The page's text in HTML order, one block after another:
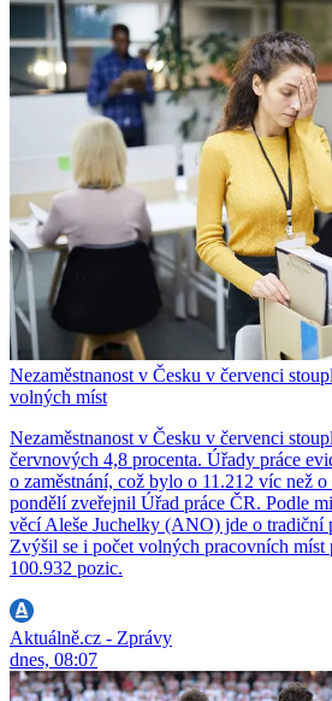
Nezaměstnanost v Česku v červenci
volných míst
Nezaměstnanost v Česku v červenci
červnových 4,8 procenta. Úřady práce
o zaměstnání, což bylo o 11.212 víc než
pondělí zveřejnil Úřad práce ČR. Podle
věcí Aleše Juchelky (ANO) jde o tradiční
Zvýšil se i počet volných pracovních míst
100.932 pozic.
Aktuálně.cz - Zprávy
dnes, 08:07